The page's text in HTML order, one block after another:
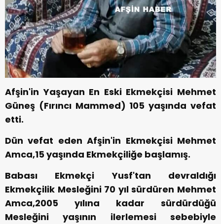
Afşin'in Yaşayan En Eski Ekmekçisi Mehmet
Güneş (Fırıncı Mammed) 105 yaşında vefat
etti.
Dün vefat eden Afşin'in Ekmekçisi Mehmet
Amca,15 yaşında Ekmekçiliğe başlamış.
Babası Ekmekçi Yusf'tan devraldığı
Ekmekçilik Mesleğini 70 yıl sürdüren Mehmet
Amca,2005 yılına kadar sürdürdüğü
Mesleğini yaşının ilerlemesi sebebiyle